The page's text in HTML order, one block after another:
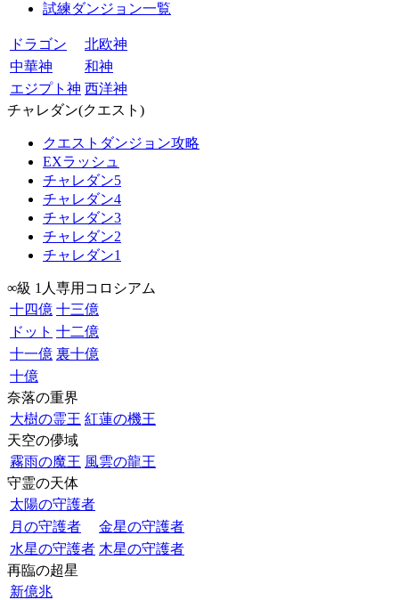
試練ダンジョン一覧
ドラゴン
北欧神
中華神
和神
エジプト神 西洋神
チャレダン(クエスト)
クエストダンジョン攻略
EXラッシュ
チャレダン5
チャレダン4
チャレダン3
チャレダン2
チャレダン1
∞級 1人専用コロシアム
十四億 十三億
ドット 十二億
十一億 裏十億
十億
奈落の重界
大樹の霊王 紅蓮の機王
天空の儚域
霧雨の魔王 風雲の龍王
守霊の天体
太陽の守護者
月の守護者
金星の守護者
水星の守護者 木星の守護者
再臨の超星
新億兆